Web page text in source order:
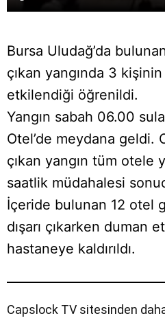
Bursa Uludağ’da
çıkan yangında 3
etkilendiği öğrenildi.
Yangın sabah 06.00
Otel’de meydana geldi.
çıkan yangın tüm otele
saatlik müdahalesi
İçeride bulunan 12 otel
dışarı çıkarken duman
hastaneye kaldırıldı.
Capslock TV sitesinden